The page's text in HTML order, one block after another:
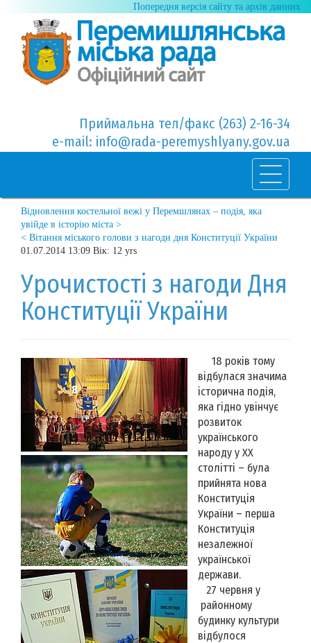
Попередня версія сайту та архів данних
Приймальна тел/факс (263) 2-16-34
e-mail: info@rada-peremyshlyany.gov.ua
Відновлення костельної вежі у Перемшлянах – подія, яка
увійде в історію міста >
< Вітання міського голови з нагоди дня Конституції України
01.07.2014 13:09 Вік: 12 yrs
Урочистості з нагоди Дня
Конституції України
18 років тому
відбулася значима
історична подія,
яка гідно увінчує
розвиток
українського
народу у ХХ
столітті – була
прийнята нова
Конституція
України – перша
Конституція
незалежної
української
держави.
27 червня у
районному
будинку культури
відбулося